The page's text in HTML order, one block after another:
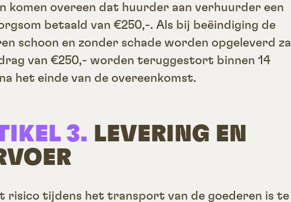
komen overeen dat huurder aan verhuurder een
betaald van €250,-. Als bij beëindiging de
schoon en zonder schade worden opgeleverd zal
van €250,- worden teruggestort binnen 14
het einde van de overeenkomst.
3. LEVERING EN
risico tijdens het transport van de goederen is te